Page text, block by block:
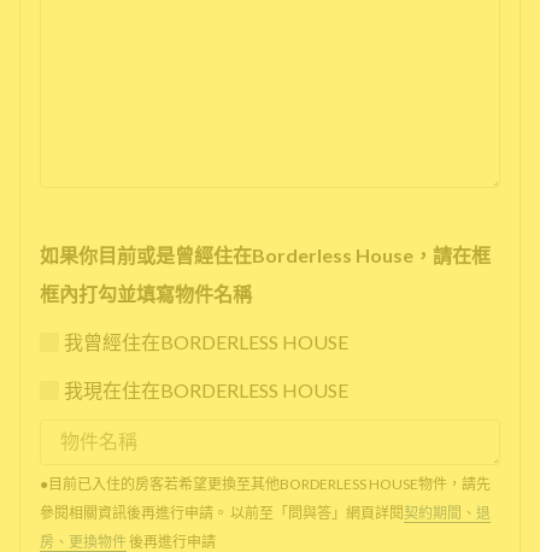
如果你目前或是曾經住在Borderless House，請在框
框內打勾並填寫物件名稱
我曾經住在BORDERLESS HOUSE
我現在住在BORDERLESS HOUSE
●目前已入住的房客若希望更換至其他BORDERLESS HOUSE物件，請先
參閱相關資訊後再進行申請。 以前至「問與答」網頁詳閱 契約期間、退
房、更換物件後再進行申請